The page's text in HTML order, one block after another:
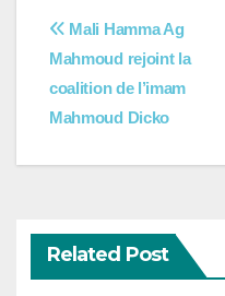
Navigation
de
l’article
Mali Hamma Ag
Mahmoud rejoint la
coalition de l’imam
Mahmoud Dicko
Related Post